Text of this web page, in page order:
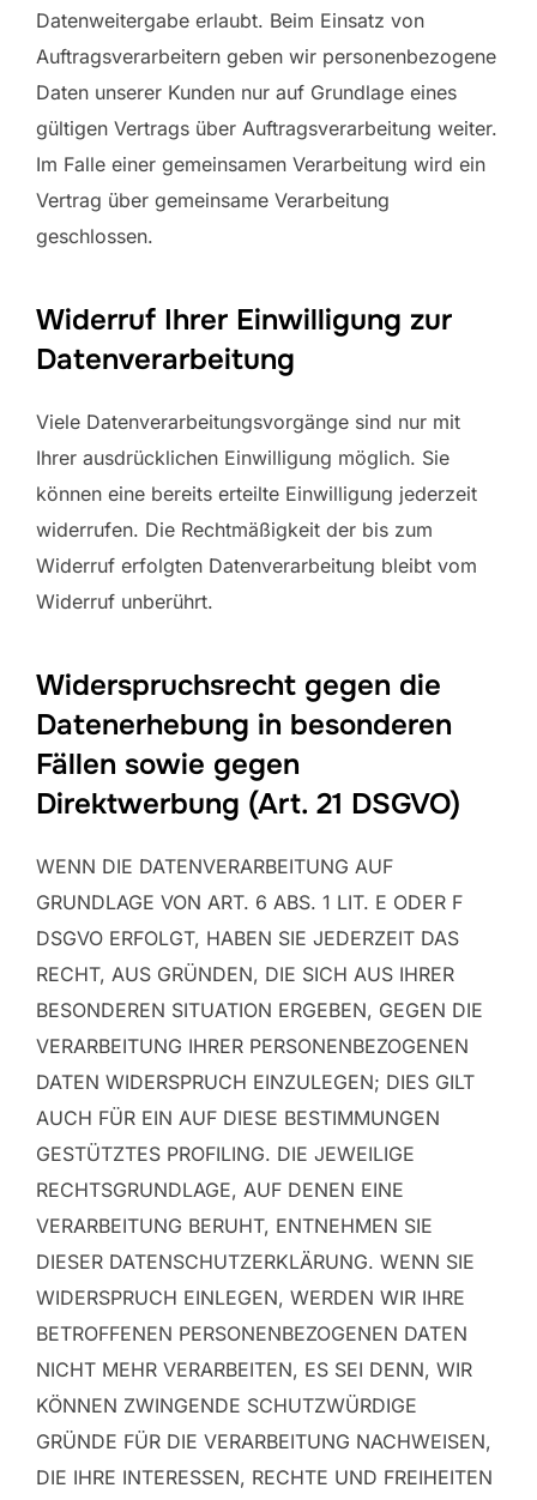
Datenweitergabe erlaubt. Beim Einsatz von
Auftragsverarbeitern geben wir personenbezogene
Daten unserer Kunden nur auf Grundlage eines
gültigen Vertrags über Auftragsverarbeitung weiter.
Im Falle einer gemeinsamen Verarbeitung wird ein
Vertrag über gemeinsame Verarbeitung
geschlossen.
Widerruf Ihrer Einwilligung zur
Datenverarbeitung
Viele Datenverarbeitungsvorgänge sind nur mit
Ihrer ausdrücklichen Einwilligung möglich. Sie
können eine bereits erteilte Einwilligung jederzeit
widerrufen. Die Rechtmäßigkeit der bis zum
Widerruf erfolgten Datenverarbeitung bleibt vom
Widerruf unberührt.
Widerspruchsrecht gegen die
Datenerhebung in besonderen
Fällen sowie gegen
Direktwerbung (Art. 21 DSGVO)
WENN DIE DATENVERARBEITUNG AUF
GRUNDLAGE VON ART. 6 ABS. 1 LIT. E ODER F
DSGVO ERFOLGT, HABEN SIE JEDERZEIT DAS
RECHT, AUS GRÜNDEN, DIE SICH AUS IHRER
BESONDEREN SITUATION ERGEBEN, GEGEN DIE
VERARBEITUNG IHRER PERSONENBEZOGENEN
DATEN WIDERSPRUCH EINZULEGEN; DIES GILT
AUCH FÜR EIN AUF DIESE BESTIMMUNGEN
GESTÜTZTES PROFILING. DIE JEWEILIGE
RECHTSGRUNDLAGE, AUF DENEN EINE
VERARBEITUNG BERUHT, ENTNEHMEN SIE
DIESER DATENSCHUTZERKLÄRUNG. WENN SIE
WIDERSPRUCH EINLEGEN, WERDEN WIR IHRE
BETROFFENEN PERSONENBEZOGENEN DATEN
NICHT MEHR VERARBEITEN, ES SEI DENN, WIR
KÖNNEN ZWINGENDE SCHUTZWÜRDIGE
GRÜNDE FÜR DIE VERARBEITUNG NACHWEISEN,
DIE IHRE INTERESSEN, RECHTE UND FREIHEITEN